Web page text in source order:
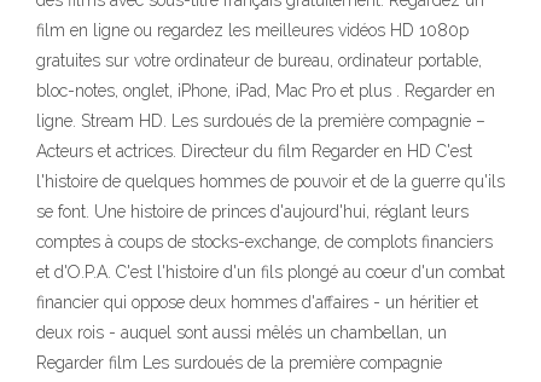
film en ligne ou regardez les meilleures vidéos HD 1080p
gratuites sur votre ordinateur de bureau, ordinateur portable,
bloc-notes, onglet, iPhone, iPad, Mac Pro et plus . Regarder en
ligne. Stream HD. Les surdoués de la première compagnie –
Acteurs et actrices. Directeur du film Regarder en HD C'est
l'histoire de quelques hommes de pouvoir et de la guerre qu'ils
se font. Une histoire de princes d'aujourd'hui, réglant leurs
comptes à coups de stocks-exchange, de complots financiers
et d'O.P.A. C'est l'histoire d'un fils plongé au coeur d'un combat
financier qui oppose deux hommes d'affaires - un héritier et
deux rois - auquel sont aussi mêlés un chambellan, un
Regarder film Les surdoués de la première compagnie